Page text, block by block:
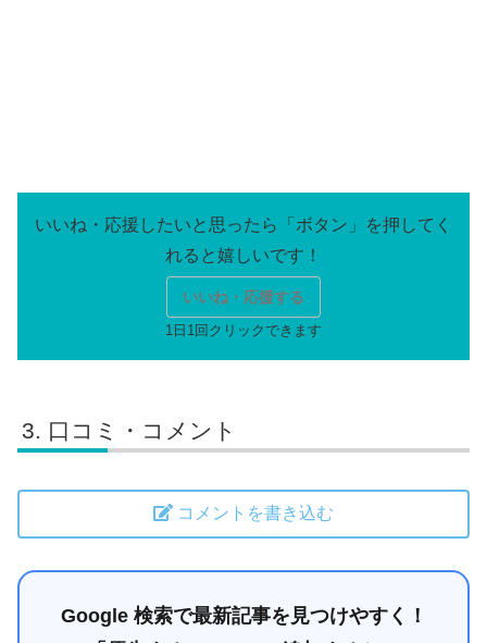
いいね・応援する
口コミ・コメント
コメントを書き込む
Google 検索で最新記事を見つけやすく！